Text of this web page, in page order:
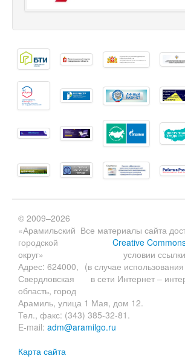
Все материалы сайта
Creative
условии
(в случае
в сети Интернет –
© 2009–2026
«Арамильский
городской
округ»
Адрес: 624000,
Свердловская
область, город
Арамиль, улица 1 Мая, дом 12.
Тел., факс: (343) 385-32-81.
E-mail: adm@aramilgo.ru
Карта сайта